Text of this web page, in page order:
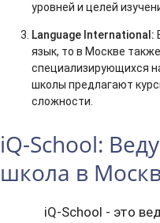
уровней и целей
Language International:
язык, то в Москве
специализирующихся
школы предлагают
сложности.
iQ-School:
школа в
iQ-School - это